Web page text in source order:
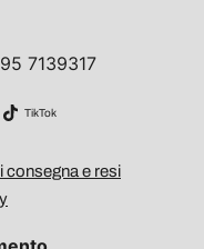
7139317
TikTok
consegna e resi